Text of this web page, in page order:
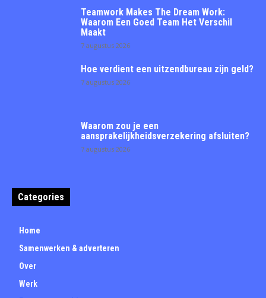
Teamwork Makes The Dream Work:
Waarom Een Goed Team Het Verschil
Maakt
7 augustus 2026
Hoe verdient een uitzendbureau zijn geld?
7 augustus 2026
Waarom zou je een
aansprakelijkheidsverzekering afsluiten?
7 augustus 2026
Categories
Home
Samenwerken & adverteren
Over
Werk